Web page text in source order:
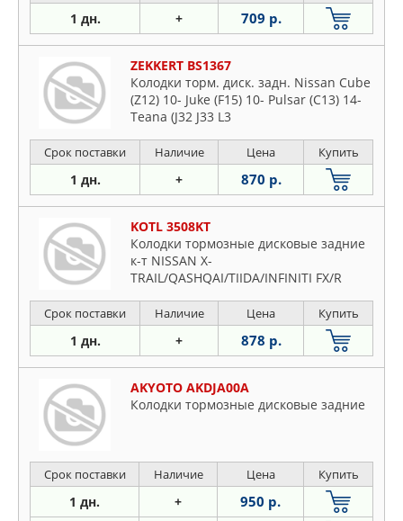
1 дн. + 709 р.
ZEKKERT BS1367
Колодки торм. диск. задн. Nissan Cube
(Z12) 10- Juke (F15) 10- Pulsar (C13) 14-
Teana (J32 J33 L3
Срок поставки Наличие Цена Купить
1 дн. + 870 р.
KOTL 3508KT
Колодки тормозные дисковые задние
к-т NISSAN X-
TRAIL/QASHQAI/TIIDA/INFINITI FX/R
Срок поставки Наличие Цена Купить
1 дн. + 878 р.
AKYOTO AKDJA00A
Колодки тормозные дисковые задние
Срок поставки Наличие Цена Купить
1 дн. + 950 р.